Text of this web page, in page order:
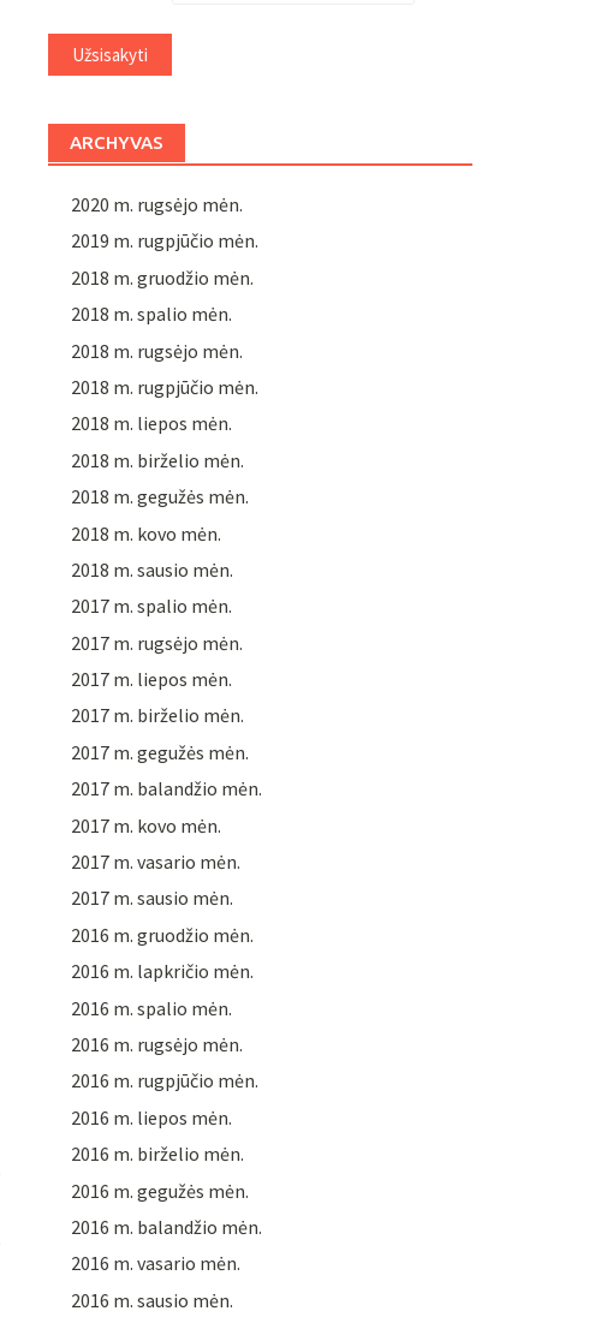
ARCHYVAS
2020 m. rugsėjo mėn.
2019 m. rugpjūčio mėn.
2018 m. gruodžio mėn.
2018 m. spalio mėn.
2018 m. rugsėjo mėn.
2018 m. rugpjūčio mėn.
2018 m. liepos mėn.
2018 m. birželio mėn.
2018 m. gegužės mėn.
2018 m. kovo mėn.
2018 m. sausio mėn.
2017 m. spalio mėn.
2017 m. rugsėjo mėn.
2017 m. liepos mėn.
2017 m. birželio mėn.
2017 m. gegužės mėn.
2017 m. balandžio mėn.
2017 m. kovo mėn.
2017 m. vasario mėn.
2017 m. sausio mėn.
2016 m. gruodžio mėn.
2016 m. lapkričio mėn.
2016 m. spalio mėn.
2016 m. rugsėjo mėn.
2016 m. rugpjūčio mėn.
2016 m. liepos mėn.
2016 m. birželio mėn.
2016 m. gegužės mėn.
2016 m. balandžio mėn.
2016 m. vasario mėn.
2016 m. sausio mėn.